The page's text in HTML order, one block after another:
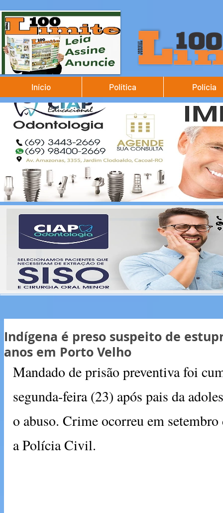
Início Política Polícia
Indígena é preso suspeito de
anos em Porto Velho
Mandado de prisão preventiva foi
segunda-feira (23) após pais da
o abuso. Crime ocorreu em
a Polícia Civil.